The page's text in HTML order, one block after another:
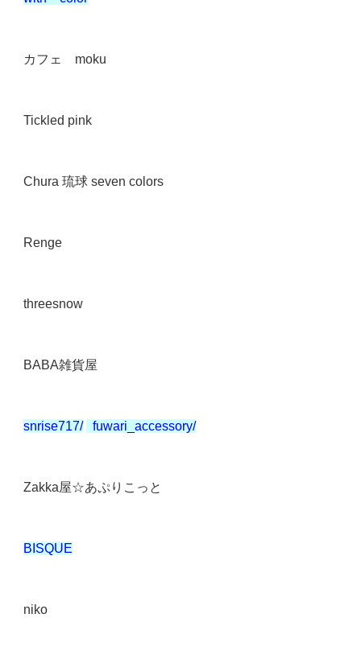
カフェ moku
Tickled pink
Chura琉球 seven colors
Renge
threesnow
BABA雑貨屋
snrise717/ fuwari_accessory/
Zakka屋☆あぷりこっと
BISQUE
niko